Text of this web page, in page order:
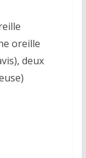
oreille
deux